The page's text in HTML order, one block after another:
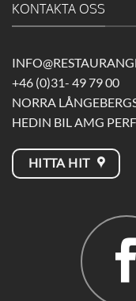
KONTAKTA OSS
+46 (0)31- 49 79 00
NORRA
HEDIN BIL AMG
HITTA HIT